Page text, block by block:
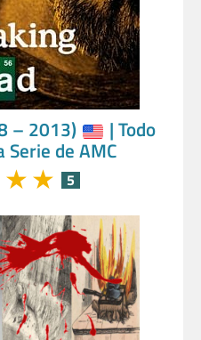
– 2013) | Todo
de AMC
★★ 5